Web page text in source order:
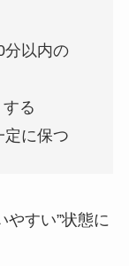
分以内の
る
定に保つ
やすい”状態に